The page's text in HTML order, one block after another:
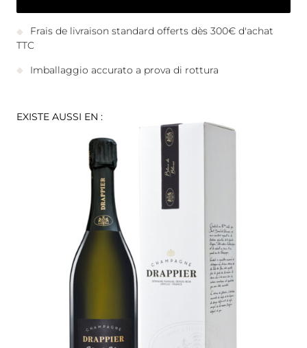
Frais de livraison standard offerts dès 300€ d'achat
TTC
Imballaggio accurato a prova di rottura
EXISTE AUSSI EN :